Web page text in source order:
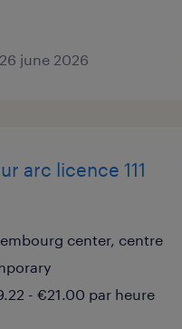
june 2026
arc licence 111
center, centre
- €21.00 par heure